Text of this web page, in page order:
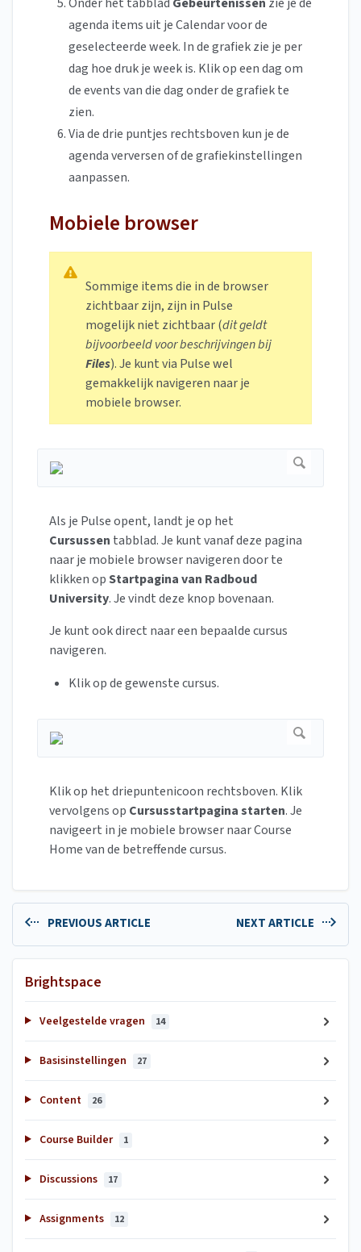
agenda items uit je Calendar voor de
geselecteerde week. In de grafiek zie je per
dag hoe druk je week is. Klik op een dag om
de events van die dag onder de grafiek te
zien.
Via de drie puntjes rechtsboven kun je de
agenda verversen of de grafiekinstellingen
aanpassen.
Mobiele browser
Sommige items die in de browser
zichtbaar zijn, zijn in Pulse
mogelijk niet zichtbaar (dit geldt
bijvoorbeeld voor beschrijvingen bij
Files). Je kunt via Pulse wel
gemakkelijk navigeren naar je
mobiele browser.
Als je Pulse opent, landt je op het
Cursussen tabblad. Je kunt vanaf deze pagina
naar je mobiele browser navigeren door te
klikken opStartpagina van Radboud
University. Je vindt deze knop bovenaan.
Je kunt ook direct naar een bepaalde cursus
navigeren.
Klik op de gewenste cursus.
Klik op het driepuntenicoon rechtsboven. Klik
vervolgens op Cursusstartpagina starten. Je
navigeert in je mobiele browser naar Course
Home van de betreffende cursus.
PREVIOUS ARTICLE NEXT ARTICLE
Brightspace
Veelgestelde vragen 14
Basisinstellingen 27
Content 26
Course Builder 1
Discussions 17
Assignments 12